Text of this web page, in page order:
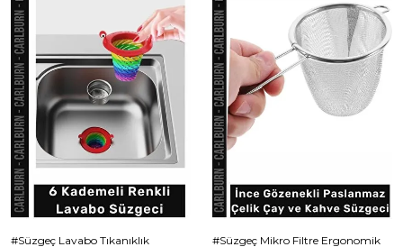
#Süzgeç Lavabo Tıkanıklık
#Süzgeç Mikro Filtre Ergonomik